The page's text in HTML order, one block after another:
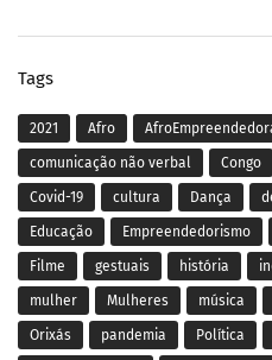
Tags
2021 Afro
comunicação não verbal Congo
Covid-19 cultura Dança
Educação Empreendedorismo
Filme gestuais história
mulher Mulheres música
Orixás pandemia Política